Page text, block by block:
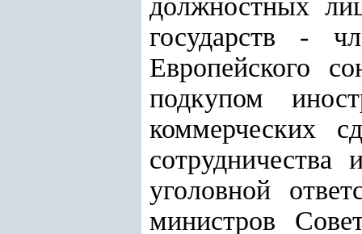
должностных
государств -
Европейского
подкупом
коммерческих
уголовной
министров